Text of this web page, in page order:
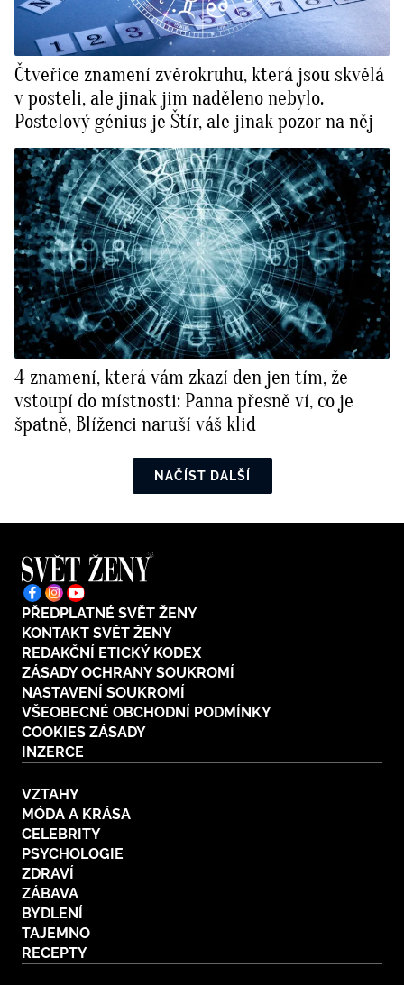
Čtveřice znamení zvěrokruhu, která jsou skvělá
v posteli, ale jinak jim naděleno nebylo.
Postelový génius je Štír, ale jinak pozor na něj
4 znamení, která vám zkazí den jen tím, že
vstoupí do místnosti: Panna přesně ví, co je
špatně, Blíženci naruší váš klid
NAČÍST DALŠÍ
PŘEDPLATNÉ SVĚT ŽENY
KONTAKT SVĚT ŽENY
REDAKČNÍ ETICKÝ KODEX
ZÁSADY OCHRANY SOUKROMÍ
NASTAVENÍ SOUKROMÍ
VŠEOBECNÉ OBCHODNÍ PODMÍNKY
COOKIES ZÁSADY
INZERCE
VZTAHY
MÓDA A KRÁSA
CELEBRITY
PSYCHOLOGIE
ZDRAVÍ
ZÁBAVA
BYDLENÍ
TAJEMNO
RECEPTY